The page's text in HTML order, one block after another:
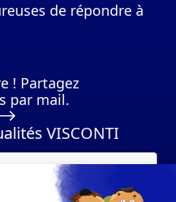
de répondre à
! Partagez
par mail.
VISCONTI